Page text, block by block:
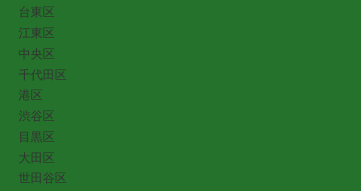
台東区
江東区
中央区
千代田区
港区
渋谷区
目黒区
大田区
世田谷区